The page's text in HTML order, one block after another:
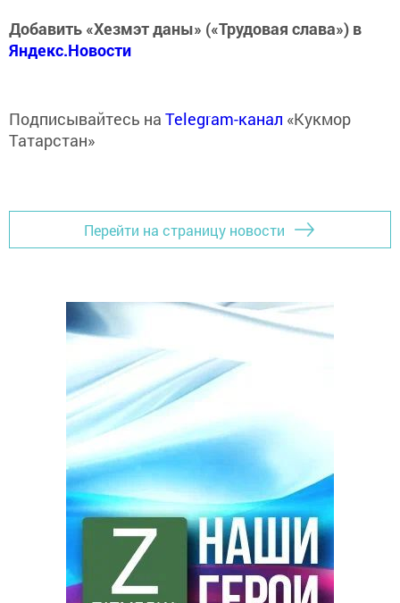
Добавить «Хезмэт даны» («Трудовая слава») в
Яндекс.Новости
Подписывайтесь на Telegram-канал «Кукмор
Татарстан»
Перейти на страницу новости